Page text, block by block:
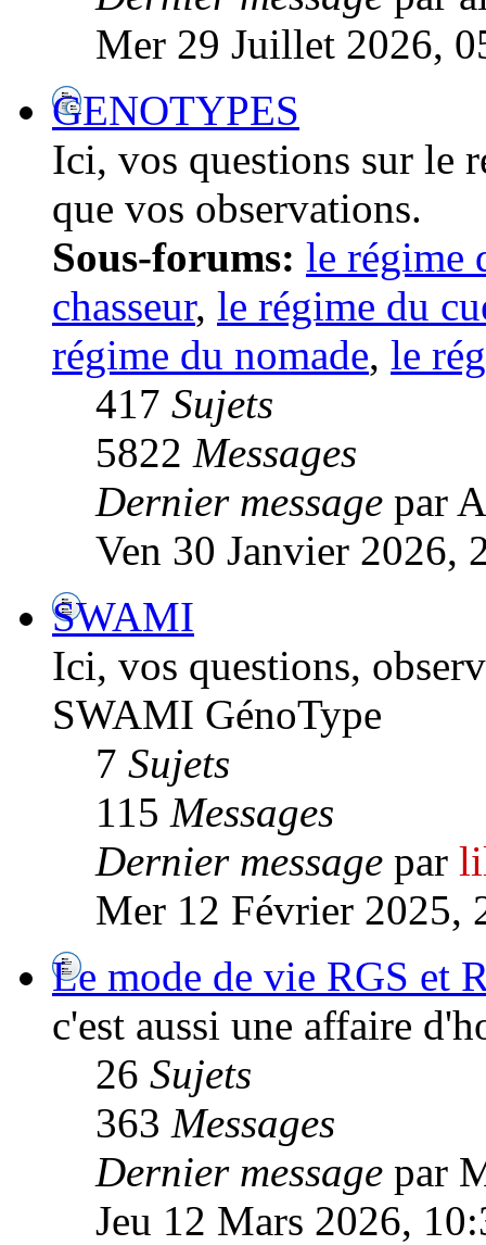
Mer 29 Juillet 2026,
GENOTYPES
Ici, vos questions sur le
que vos observations.
Sous-forums: le régime
chasseur, le régime du
régime du nomade, le
417 Sujets
5822 Messages
Dernier message par
Ven 30 Janvier 2026,
SWAMI
Ici, vos questions,
SWAMI GénoType
7 Sujets
115 Messages
Dernier message par
Mer 12 Février 2025,
Le mode de vie RGS et
c'est aussi une affaire
26 Sujets
363 Messages
Dernier message par
Jeu 12 Mars 2026,